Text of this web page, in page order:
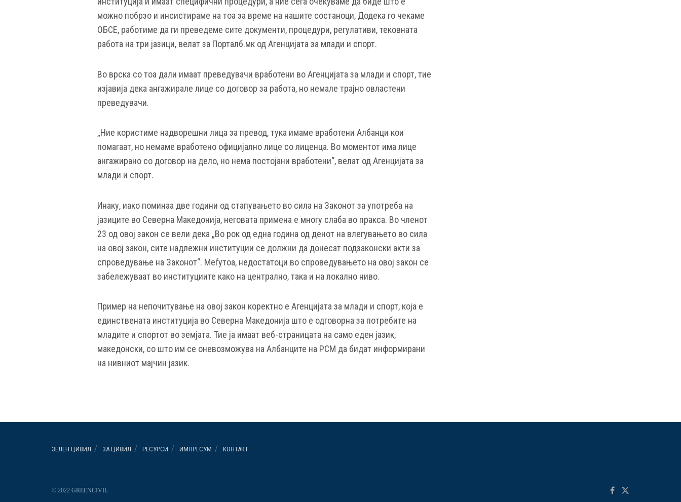
можно побрзо и инсистираме на тоа за време на нашите состаноци, Додека го чекаме
ОБСЕ, работиме да ги преведеме сите документи, процедури, регулативи, тековната
работа на три јазици, велат за Порталб.мк од Агенцијата за млади и спорт.
Во врска со тоа дали имаат преведувачи вработени во Агенцијата за млади и спорт, тие
изјавија дека ангажирале лице со договор за работа, но немале трајно овластени
преведувачи.
„Ние користиме надворешни лица за превод, тука имаме вработени Албанци кои
помагаат, но немаме вработено официјално лице со лиценца. Во моментот има лице
ангажирано со договор на дело, но нема постојани вработени“, велат од Агенцијата за
млади и спорт.
Инаку, иако поминаа две години од стапувањето во сила на Законот за употреба на
јазиците во Северна Македонија, неговата примена е многу слаба во пракса. Во членот
23 од овој закон се вели дека „Во рок од една година од денот на влегувањето во сила
на овој закон, сите надлежни институции се должни да донесат подзаконски акти за
спроведување на Законот“. Меѓутоа, недостатоци во спроведувањето на овој закон се
забележуваат во институциите како на централно, така и на локално ниво.
Пример на непочитување на овој закон коректно е Агенцијата за млади и спорт, која е
единствената институција во Северна Македонија што е одговорна за потребите на
младите и спортот во земјата. Тие ја имаат веб-страницата на само еден јазик,
македонски, со што им се оневозможува на Албанците на РСМ да бидат информирани
на нивниот мајчин јазик.
ЗЕЛЕН ЦИВИЛ ЗА ЦИВИЛ РЕСУРСИ ИМПРЕСУМ КОНТАКТ
© 2022 GREENCIVIL